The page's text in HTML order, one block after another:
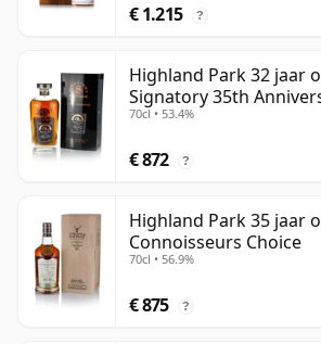
€ 1.215 ?
Highland Park 32 jaar
Signatory 35th
70cl • 53.4%
€ 872 ?
Highland Park 35 jaar
Connoisseurs Choice
70cl • 56.9%
€ 875 ?